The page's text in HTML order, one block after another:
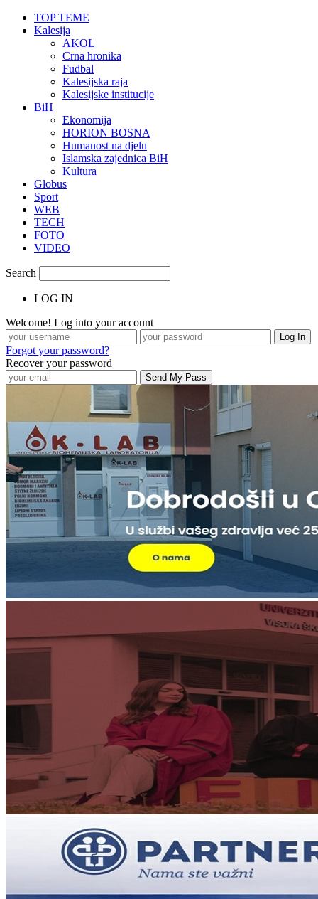
TOP TEME
Kalesija
AKOL
Crna hronika
Fudbal
Kalesijska raja
Kalesijske institucije
BiH
Ekonomija
HORION BOSNA
Humanost na djelu
Islamska zajednica BiH
Kultura
Globus
Sport
WEB
TECH
FOTO
VIDEO
Search
LOG IN
Welcome! Log into your account
Forgot your password?
Recover your password